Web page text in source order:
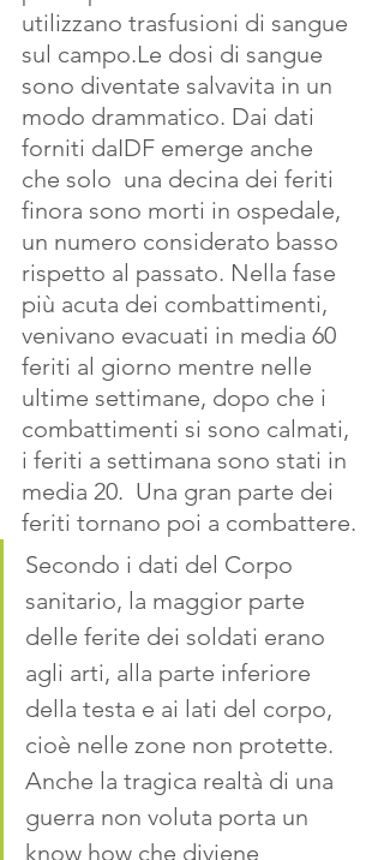
utilizzano trasfusioni di sangue
sul campo.Le dosi di sangue
sono diventate salvavita in un
modo drammatico. Dai dati
forniti daIDF emerge anche
che solo  una decina dei feriti
finora sono morti in ospedale,
un numero considerato basso
rispetto al passato. Nella fase
più acuta dei combattimenti,
venivano evacuati in media 60
feriti al giorno mentre nelle
ultime settimane, dopo che i
combattimenti si sono calmati,
i feriti a settimana sono stati in
media 20.  Una gran parte dei
feriti tornano poi a combattere.
Secondo i dati del Corpo
sanitario, la maggior parte
delle ferite dei soldati erano
agli arti, alla parte inferiore
della testa e ai lati del corpo,
cioè nelle zone non protette.
Anche la tragica realtà di una
guerra non voluta porta un
know how che diviene